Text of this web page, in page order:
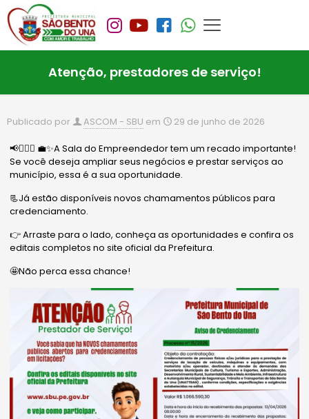
Atenção, prestadores de serviço!
Publicado por ASCOM - SBU em 29 de junho de 2026
📢🙋🏻‍♂️ 💼✨A Sala do Empreendedor tem um recado importante!
Se você deseja ampliar seus negócios e prestar serviços ao
município, essa é a sua oportunidade.
📃Já estão disponíveis novos chamamentos públicos para
credenciamento.
👉 Arraste para o lado, conheça as oportunidades e confira os
editais completos no site oficial da Prefeitura.
🤩Não perca essa chance!